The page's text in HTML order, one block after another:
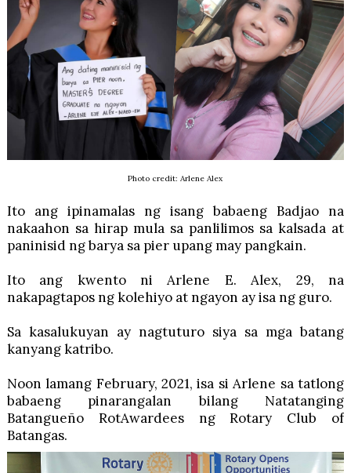
Photo credit: Arlene Alex
Ito ang ipinamalas ng isang babaeng Badjao na
nakaahon sa hirap mula sa panlilimos sa kalsada at
paninisid ng barya sa pier upang may pangkain.
Ito ang kwento ni Arlene E. Alex, 29, na
nakapagtapos ng kolehiyo at ngayon ay isa ng guro.
Sa kasalukuyan ay nagtuturo siya sa mga batang
kanyang katribo.
Noon lamang February, 2021, isa si Arlene sa tatlong
babaeng pinarangalan bilang Natatanging
Batangueño RotAwardees ng Rotary Club of
Batangas.